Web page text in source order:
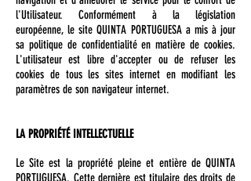
l'Utilisateur. Conformément à la législation
européenne, le site QUINTA PORTUGUESA a mis à jour
sa politique de confidentialité en matière de cookies.
L'utilisateur est libre d'accepter ou de refuser les
cookies de tous les sites internet en modifiant les
paramètres de son navigateur internet.
LA PROPRIÉTÉ INTELLECTUELLE
Le Site est la propriété pleine et entière de QUINTA
PORTUGUESA. Cette dernière est titulaire des droits de